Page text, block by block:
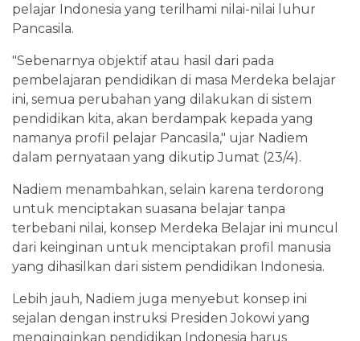
pelajar Indonesia yang terilhami nilai-nilai luhur
Pancasila.
"Sebenarnya objektif atau hasil dari pada
pembelajaran pendidikan di masa Merdeka belajar
ini, semua perubahan yang dilakukan di sistem
pendidikan kita, akan berdampak kepada yang
namanya profil pelajar Pancasila," ujar Nadiem
dalam pernyataan yang dikutip Jumat (23/4).
Nadiem menambahkan, selain karena terdorong
untuk menciptakan suasana belajar tanpa
terbebani nilai, konsep Merdeka Belajar ini muncul
dari keinginan untuk menciptakan profil manusia
yang dihasilkan dari sistem pendidikan Indonesia.
Lebih jauh, Nadiem juga menyebut konsep ini
sejalan dengan instruksi Presiden Jokowi yang
menginginkan pendidikan Indonesia harus